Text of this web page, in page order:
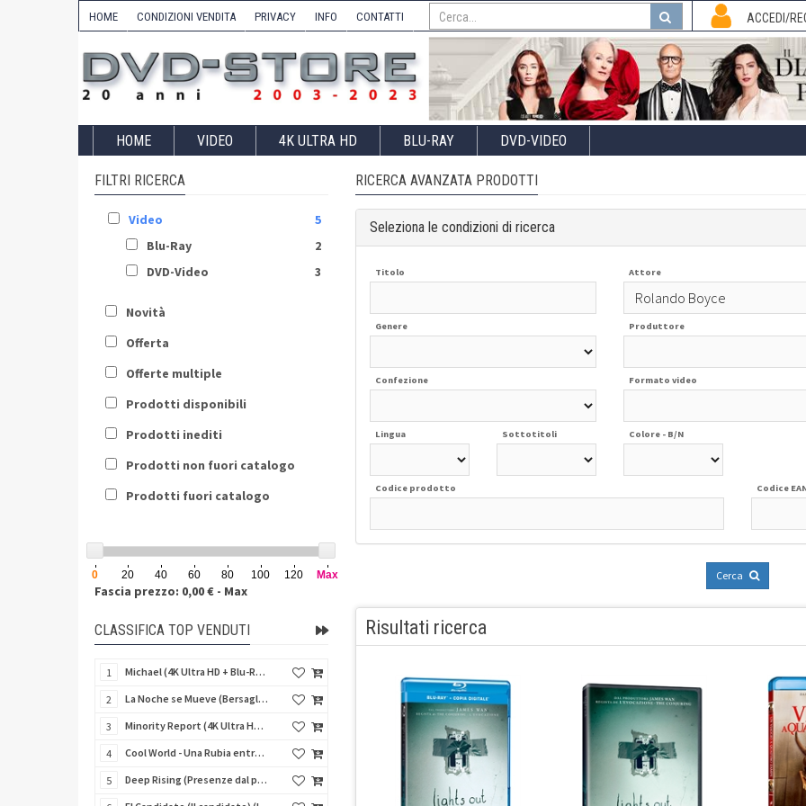
HOME CONDIZIONI VENDITA PRIVACY INFO CONTATTI ACCEDI/
HOME VIDEO 4K ULTRA HD BLU-RAY DVD-VIDEO
RICERCA AVANZATA PRODOTTI
Seleziona le condizioni di ricerca
Titolo Attore
Genere Produttore
Confezione Formato video
Lingua Sottotitoli Colore - B/N
Codice prodotto Codice
Cerca
Risultati ricerca
FILTRI RICERCA
Video
5
Blu-Ray
2
DVD-Video
3
Novità
Offerta
Offerte multiple
Prodotti disponibili
Prodotti inediti
Prodotti non fuori catalogo
Prodotti fuori catalogo
0 20 40 60 80 100 120 Max
Fascia prezzo: 0,00 € - Max
CLASSIFICA TOP VENDUTI
1 Michael (4K Ultra HD + Blu-Ray Disc - SteelBook)
2 La Noche se Mueve (Bersaglio di notte) (Import Spain) (Blu-Ray Disc)
3 Minority Report (4K Ultra HD + Blu-Ray Disc - SteelBook)
4 Cool World - Una Rubia entre Dos Mundos (Fuga dal mondo dei sogni) (Import Spain) (Blu-Ray Disc)
5 Deep Rising (Presenze dal profondo) (Import Spain) (Blu-Ray Disc)